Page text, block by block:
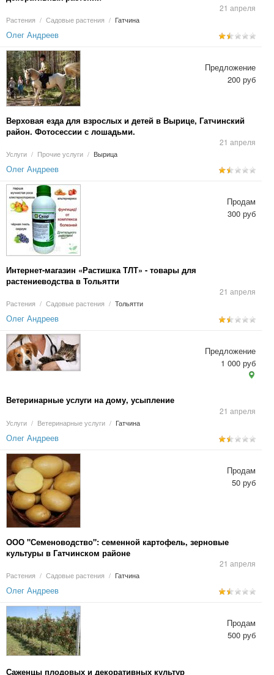
21 апреля
Растения / Садовые растения / Гатчина
Олег Андреев
Верховая езда для взрослых и детей в Вырице, Гатчинский
район. Фотосессии с лошадьми.
21 апреля
Услуги / Прочие услуги / Вырица
Предложение
200 руб
Олег Андреев
Интернет-магазин «Растишка ТЛТ» - товары для
растениеводства в Тольятти
21 апреля
Растения / Садовые растения / Тольятти
Продам
300 руб
Олег Андреев
Ветеринарные услуги на дому, усыпление
21 апреля
Услуги / Ветеринарные услуги / Гатчина
Предложение
1 000 руб
Олег Андреев
ООО "Семеноводство": семенной картофель, зерновые
культуры в Гатчинском районе
21 апреля
Растения / Садовые растения / Гатчина
Продам
50 руб
Олег Андреев
Саженцы плодовых и декоративных культур
Продам
500 руб